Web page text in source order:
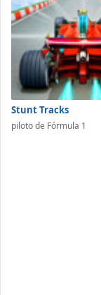
Stunt Tracks
piloto de Fórmula 1